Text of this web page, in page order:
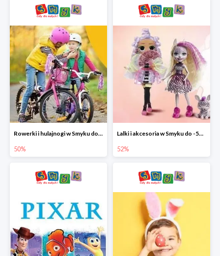
Rowerki i hulajnogi w Smyku do -50%
50%
Lalki i akcesoria w Smyku do -52%
52%